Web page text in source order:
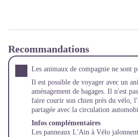
Recommandations
Les animaux de compagnie ne sont
Il est possible de voyager avec un
aménagement de bagages. Il n'est
faire courir son chien près du vélo,
partagée avec la circulation
Infos complémentaires
Les panneaux L'Ain à Vélo